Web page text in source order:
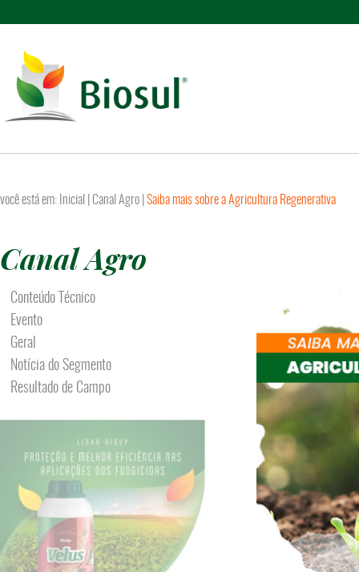
você está em: Inicial Canal Agro Saiba mais sobre a Agricultura Regenerativa
Canal Agro
Conteúdo Técnico
Evento
Geral
Notícia do Segmento
Resultado de Campo